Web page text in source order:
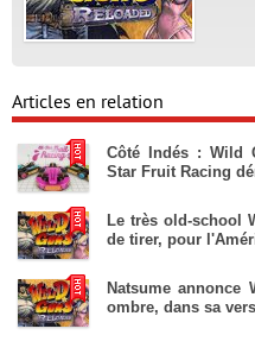
Articles en relation
Côté Indés : Wild
Star Fruit Racing
Le très old-school
de tirer, pour
Natsume
ombre, dans sa